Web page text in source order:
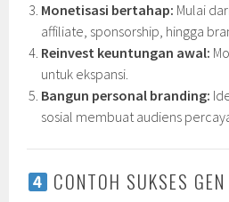
Monetisasi bertahap: Mulai
affiliate, sponsorship, hingga
Reinvest keuntungan awal:
untuk ekspansi.
Bangun personal branding:
sosial membuat audiens
CONTOH SUKSES